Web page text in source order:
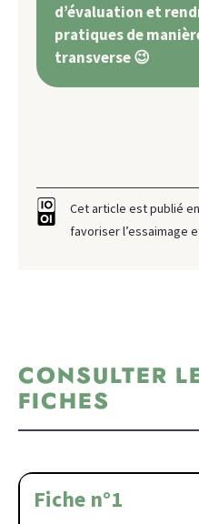
d’évaluation et
pratiques de
transverse 😉
Cet article est publié en
favoriser l’essaimage
CONSULTER
FICHES
Fiche n°1